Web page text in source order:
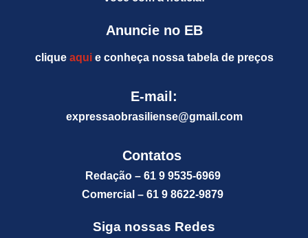
Anuncie no EB
clique aquie conheça nossa tabela de preços
E-mail:
expressaobrasiliense@gmail.com
Contatos
Redação – 61 9 9535-6969
Comercial – 61 9 8622-9879
Siga nossas Redes